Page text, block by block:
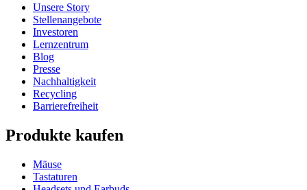
Unsere Story
Stellenangebote
Investoren
Lernzentrum
Blog
Presse
Nachhaltigkeit
Recycling
Barrierefreiheit
Produkte kaufen
Mäuse
Tastaturen